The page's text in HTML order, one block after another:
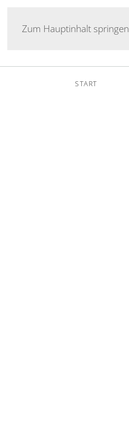
Zum Hauptinhalt springen
START